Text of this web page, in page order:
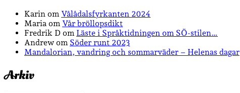
Karin om Vålådalsfyrkanten 2024
Maria om Vår bröllopsdikt
Fredrik D om Läste i Språktidningen om SÖ-stilen…
Andrew om Söder runt 2023
Mandalorian, vandring och sommarväder – Helenas dagar
Arkiv